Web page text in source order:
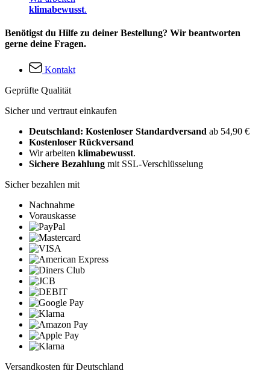
klimabewusst.
Benötigst du Hilfe zu deiner Bestellung? Wir beantworten
gerne deine Fragen.
Kontakt
Geprüfte Qualität
Sicher und vertraut einkaufen
Deutschland: Kostenloser Standardversand ab 54,90 €
Kostenloser Rückversand
Wir arbeiten klimabewusst.
Sichere Bezahlung mit SSL-Verschlüsselung
Sicher bezahlen mit
Nachnahme
Vorauskasse
Versandkosten für Deutschland